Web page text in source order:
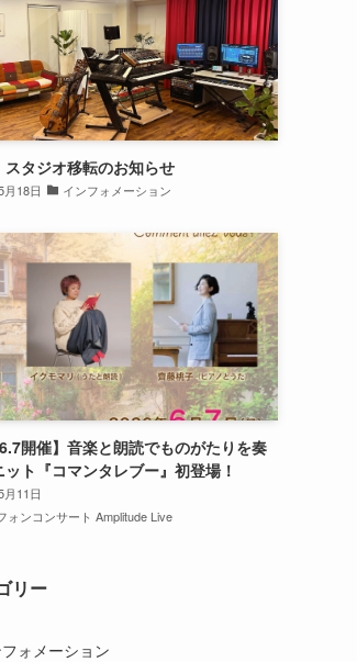
スタジオ移転のお知らせ
月18日 インフォメーション
開催】音楽と朗読でものがたりを奏
ト『コマンタレブー』初登場！
月11日
ォンコンサート Amplitude Live
リー
ォメーション